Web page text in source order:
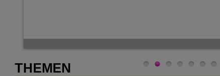
THEMEN